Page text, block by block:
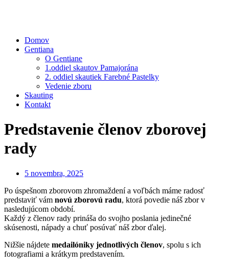
Domov
Gentiana
O Gentiane
1.oddiel skautov Pamajorána
2. oddiel skautiek Farebné Pastelky
Vedenie zboru
Skauting
Kontakt
Predstavenie členov zborovej
rady
5 novembra, 2025
Po úspešnom zborovom zhromaždení a voľbách máme radosť
predstaviť vám novú zborovú radu, ktorá povedie náš zbor v
nasledujúcom období.
Každý z členov rady prináša do svojho poslania jedinečné
skúsenosti, nápady a chuť posúvať náš zbor ďalej.
Nižšie nájdete medailóniky jednotlivých členov, spolu s ich
fotografiami a krátkym predstavením.